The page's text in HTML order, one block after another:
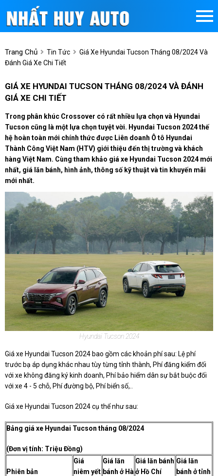
Trang Chủ Tin Tức
Giá Xe Hyundai Tucson Tháng 08/2024 Và
Đánh Giá Xe Chi Tiết
GIÁ XE HYUNDAI TUCSON THÁNG 08/2024 VÀ ĐÁNH
GIÁ XE CHI TIẾT
Trong phân khúc Crossover có rất nhiều lựa chọn và Hyundai
Tucson cũng là một lựa chọn tuyệt vời. Hyundai Tucson 2024 thế
hệ hoàn toàn mới chính thức được Liên doanh Ô tô Hyundai
Thành Công Việt Nam (HTV) giới thiệu đến thị trường và khách
hàng Việt Nam. Cùng tham khảo giá xe Hyundai Tucson 2024 mới
nhất, giá lăn bánh, hình ảnh, thông số kỹ thuật và tin khuyến mãi
mới nhất.
Hyundai Tucson 2024
Giá xe Hyundai Tucson 2024 bao gồm các khoản phí sau: Lệ phí
trước bạ áp dụng khác nhau tùy từng tỉnh thành, Phí đăng kiểm đối
với xe không đăng ký kinh doanh, Phí bảo hiểm dân sự bắt buộc đối
với xe 4 - 5 chỗ, Phí đường bộ, Phí biển số,..
Giá xe Hyundai Tucson 2024 cụ thể như sau:
Bảng giá xe Hyundai Tucson tháng 08/2024
(Đơn vị tính: Triệu Đồng)
Phiên bản
Giá
niêm yết
Giá lăn
bánh ở Hà
Giá lăn bánh
ở Hồ Chí
Giá lăn
bánh ở tỉnh